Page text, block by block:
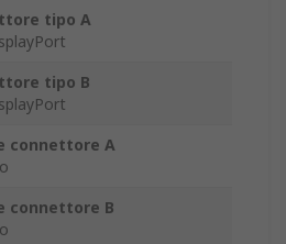
tipo A
tipo B
connettore A
connettore B